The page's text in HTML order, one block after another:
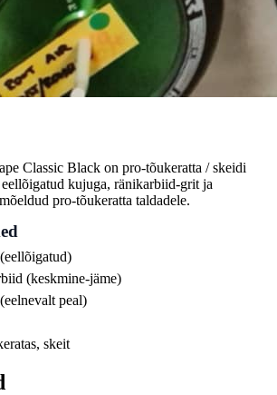
Classic Black on pro-tõukeratta / skeidi
kujuga, ränikarbiid-grit ja
pro-tõukeratta taldadele.
(keskmine-jäme)
peal)
skeit